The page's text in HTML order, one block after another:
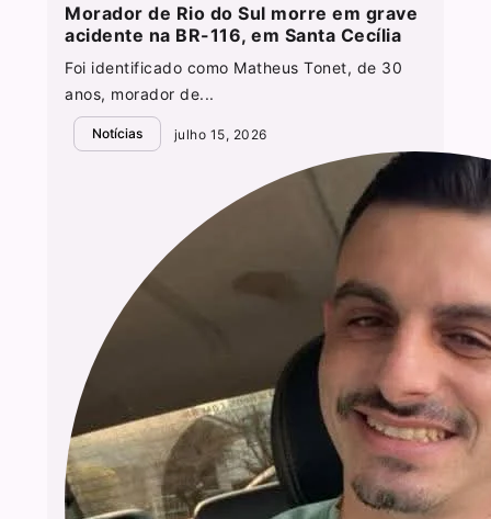
Morador de Rio do Sul morre em grave
acidente na BR-116, em Santa Cecília
Foi identificado como Matheus Tonet, de 30
anos, morador de...
Notícias julho 15, 2026